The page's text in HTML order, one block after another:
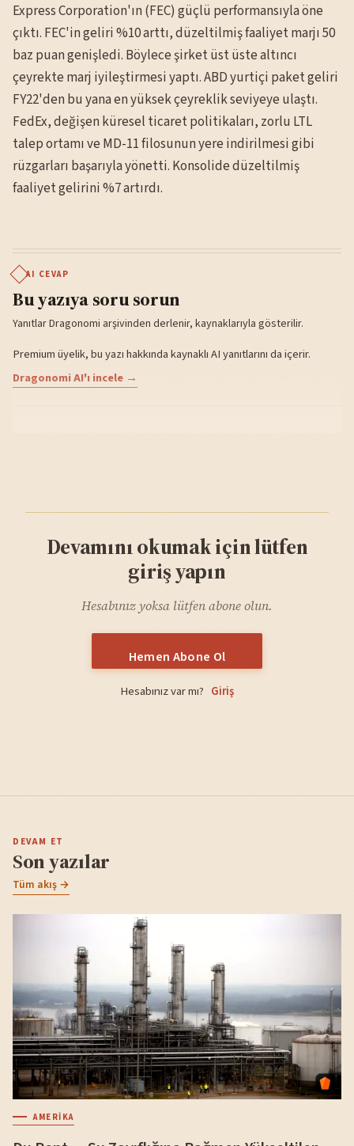
Express Corporation'ın (FEC) güçlü performansıyla öne
çıktı. FEC'in geliri %10 arttı, düzeltilmiş faaliyet marjı 50
baz puan genişledi. Böylece şirket üst üste altıncı
çeyrekte marj iyileştirmesi yaptı. ABD yurtiçi paket geliri
FY22'den bu yana en yüksek çeyreklik seviyeye ulaştı.
FedEx, değişen küresel ticaret politikaları, zorlu LTL
talep ortamı ve MD-11 filosunun yere indirilmesi gibi
rüzgarları başarıyla yönetti. Konsolide düzeltilmiş
faaliyet gelirini %7 artırdı.
AI CEVAP
Bu yazıya soru sorun
Yanıtlar Dragonomi arşivinden derlenir, kaynaklarıyla gösterilir.
Premium üyelik, bu yazı hakkında kaynaklı AI yanıtlarını da içerir.
Dragonomi AI'ı incele →
Devamını okumak için lütfen
giriş yapın
Hesabınız yoksa lütfen abone olun.
Hemen Abone Ol
Hesabınız var mı? Giriş
DEVAM ET
Son yazılar
Tüm akış →
AMERIKA